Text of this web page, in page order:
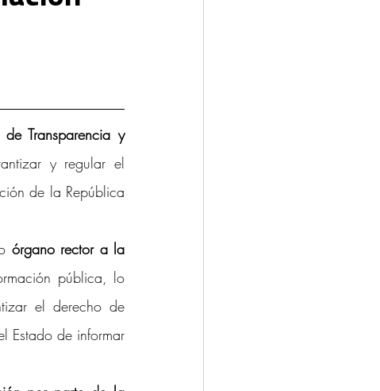
Transparencia y
y regular el
de la República
órgano rector a la
pública, lo
el derecho de
Estado de informar